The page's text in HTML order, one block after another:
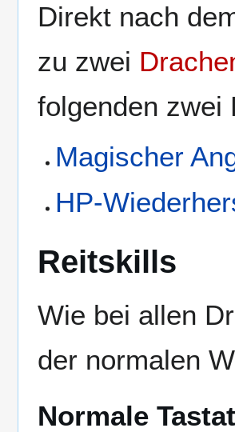
Direkt nach
zu zwei
folgenden
Magischer
HP-
Reitskills
Wie bei allen
der normalen
Normale